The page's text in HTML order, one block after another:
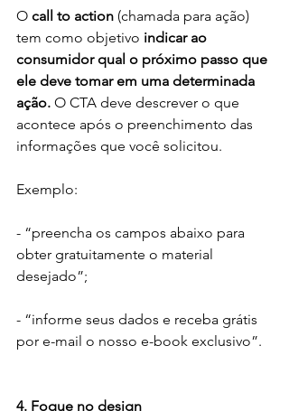
O call to action (chamada para ação)
tem como objetivo indicar ao
consumidor qual o próximo passo que
ele deve tomar em uma determinada
ação. O CTA deve descrever o que
acontece após o preenchimento das
informações que você solicitou.
Exemplo:
- “preencha os campos abaixo para
obter gratuitamente o material
desejado”;
- “informe seus dados e receba grátis
por e-mail o nosso e-book exclusivo”.
4. Foque no design